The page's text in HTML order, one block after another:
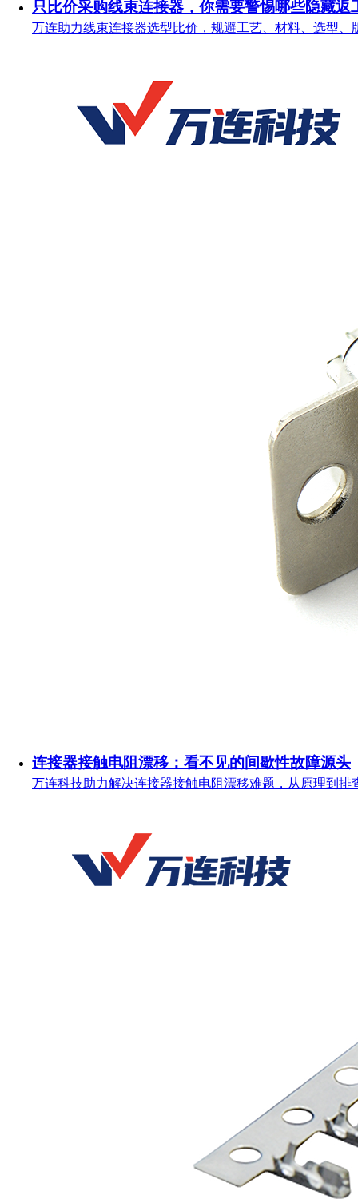
只比价采购线束连接器，你需要警惕哪些隐藏返
万连助力线束连接器选型比价，规避工艺、材料、选型、
连接器接触电阻漂移：看不见的间歇性故障源头
万连科技助力解决连接器接触电阻漂移难题，从原理到排